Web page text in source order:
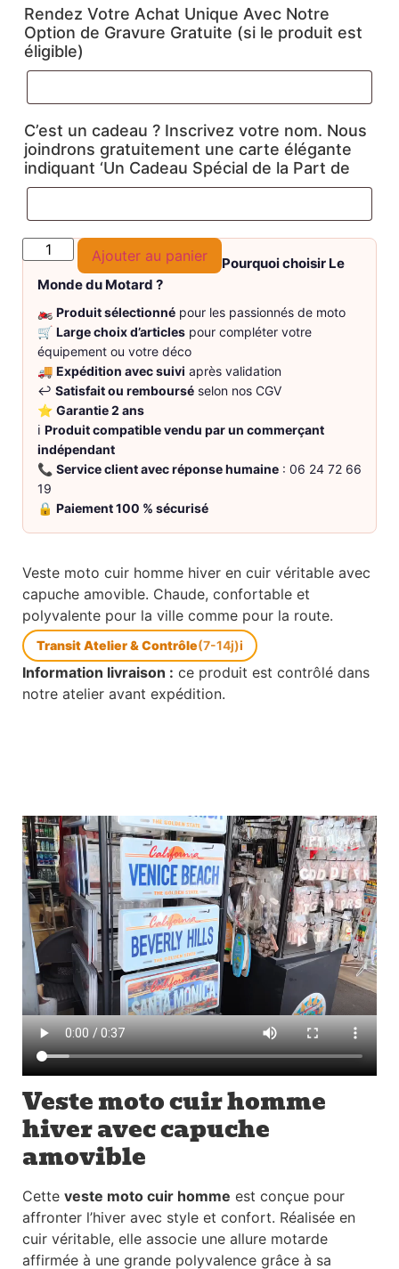
Rendez Votre Achat Unique Avec Notre
Option de Gravure Gratuite (si le produit est
éligible)
C’est un cadeau ? Inscrivez votre nom. Nous
joindrons gratuitement une carte élégante
indiquant ‘Un Cadeau Spécial de la Part de
Ajouter au panier
Pourquoi choisir Le
Monde du Motard ?
🏍️ Produit sélectionné pour les passionnés de moto
🛒 Large choix d’articles pour compléter votre
équipement ou votre déco
🚚 Expédition avec suivi après validation
↩️ Satisfait ou remboursé selon nos CGV
⭐ Garantie 2 ans
ℹ️ Produit compatible vendu par un commerçant
indépendant
📞 Service client avec réponse humaine : 06 24 72 66
19
🔒 Paiement 100 % sécurisé
Veste moto cuir homme hiver en cuir véritable avec
capuche amovible. Chaude, confortable et
polyvalente pour la ville comme pour la route.
Transit Atelier & Contrôle(7-14j)i
Information livraison : ce produit est contrôlé dans
notre atelier avant expédition.
Veste moto cuir homme
hiver avec capuche
amovible
Cette veste moto cuir homme est conçue pour
affronter l’hiver avec style et confort. Réalisée en
cuir véritable, elle associe une allure motarde
affirmée à une grande polyvalence grâce à sa